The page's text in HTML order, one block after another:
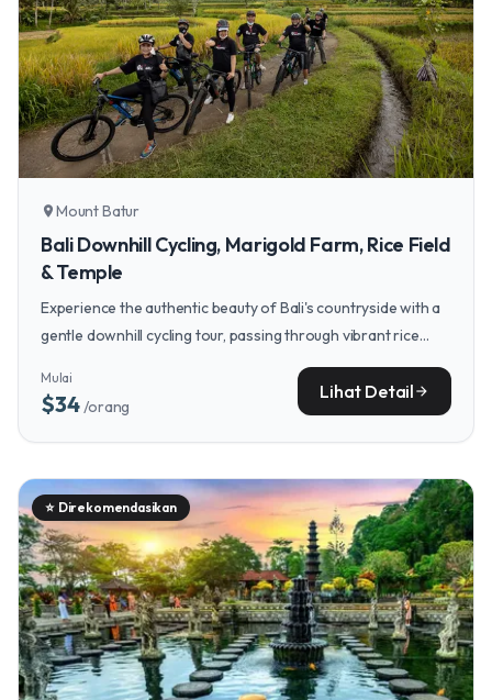
location_on Mount Batur
Bali Downhill Cycling, Marigold Farm, Rice Field
& Temple
Experience the authentic beauty of Bali's countryside with a
gentle downhill cycling tour, passing through vibrant rice
fields, local villages, and temples—a wonderful adventure for
the whole family.
Mulai
$34/orang
Lihat Detail arrow_forward
⭐ Direkomendasikan